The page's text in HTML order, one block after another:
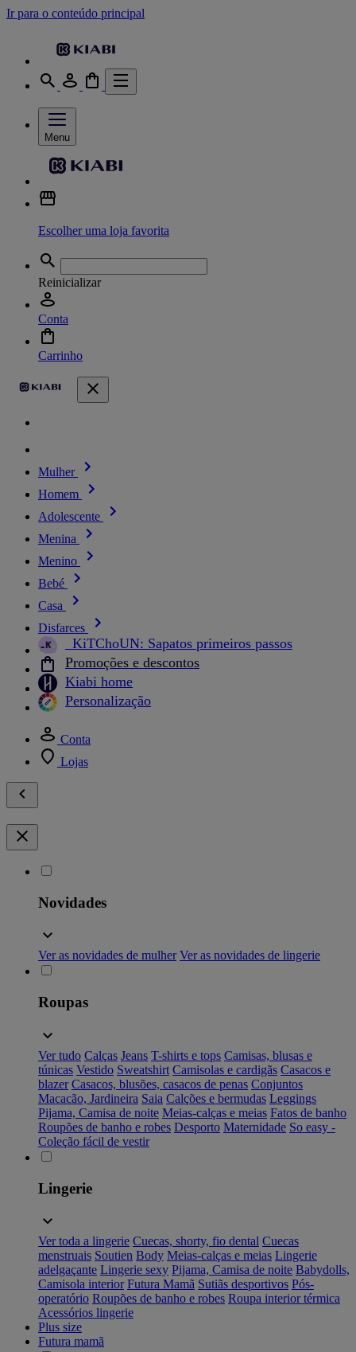
Ir para o conteúdo principal
Menu
Escolher uma loja favorita
Reinicializar
Conta
Carrinho
Mulher
Homem
Adolescente
Menina
Menino
Bebé
Casa
Disfarces
_KiTChoUN: Sapatos primeiros passos
Promoções e descontos
Kiabi home
Personalização
Conta
Lojas
Novidades
Ver as novidades de mulher Ver as novidades de lingerie
Roupas
Ver tudo Calças Jeans T-shirts e tops Camisas, blusas e
túnicas Vestido Sweatshirt Camisolas e cardigãs Casacos e
blazer Casacos, blusões, casacos de penas Conjuntos
Macacão, Jardineira Saia Calções e bermudas Leggings
Pijama, Camisa de noite Meias-calças e meias Fatos de banho
Roupões de banho e robes Desporto Maternidade So easy -
Coleção fácil de vestir
Lingerie
Ver toda a lingerie Cuecas, shorty, fio dental Cuecas
menstruais Soutien Body Meias-calças e meias Lingerie
adelgaçante Lingerie sexy Pijama, Camisa de noite Babydolls,
Camisola interior Futura Mamã Sutiãs desportivos Pós-
operatório Roupões de banho e robes Roupa interior térmica
Acessórios lingerie
Plus size
Futura mamã